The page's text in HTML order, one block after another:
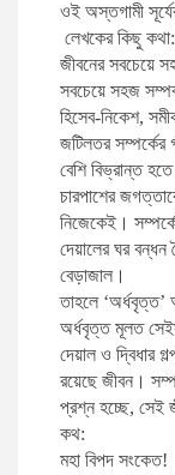
ওই অস্তগামী
লেখকের কিছু কথা:
জীবনের সবচেয়ে
সবচেয়ে সহজ
হিসেব-নিকেশ,
জটিলতর সম্পর্কের
বেশি বিভ্রান্ত
চারপাশের
নিজেকেই।
দেয়ালের ঘর বন্ধন
বেড়াজাল।
তাহলে
অর্ধবৃত্ত মূলত
দেয়াল ও দ্বিধার
রয়েছে জীবন।
প্রশ্ন হচ্ছে, সেই
কথ:
মহা বিপদ সংকেত!